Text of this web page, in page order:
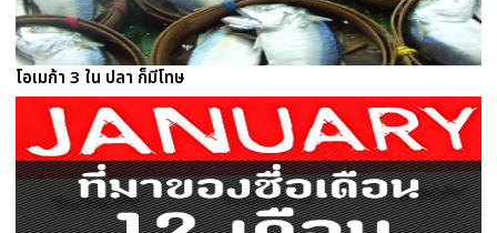
โอเมก้า 3 ใน ปลา ก็มีโทษ